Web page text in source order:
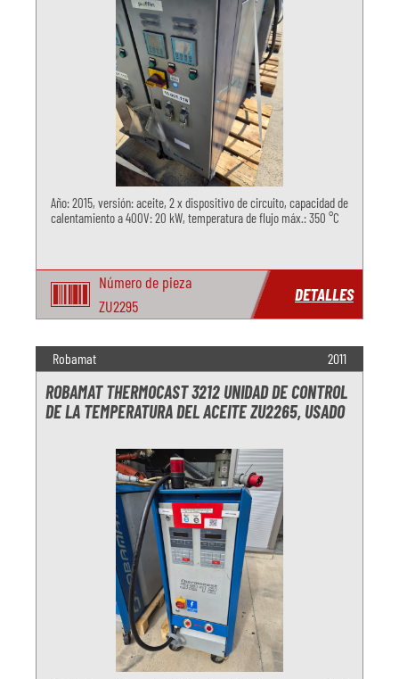
Año: 2015, versión: aceite, 2 x dispositivo de circuito, capacidad de
calentamiento a 400V: 20 kW, temperatura de flujo máx.: 350 °C
Número de pieza
ZU2295
DETALLES
Robamat 2011
ROBAMAT THERMOCAST 3212 UNIDAD DE CONTROL
DE LA TEMPERATURA DEL ACEITE ZU2265, USADO